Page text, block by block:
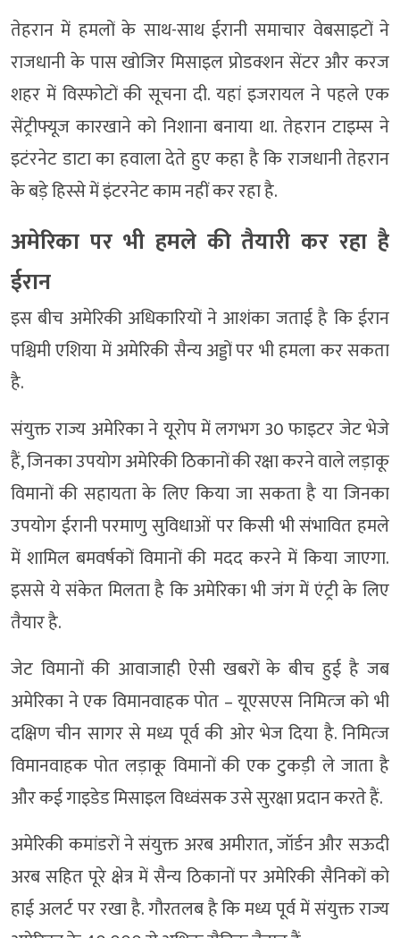
तेहरान में हमलों के साथ-साथ ईरानी समाचार वेबसाइटों ने
राजधानी के पास खोजिर मिसाइल प्रोडक्शन सेंटर और करज
शहर में विस्फोटों की सूचना दी. यहां इजरायल ने पहले एक
सेंट्रीफ्यूज कारखाने को निशाना बनाया था. तेहरान टाइम्स ने
इटंरनेट डाटा का हवाला देते हुए कहा है कि राजधानी तेहरान
के बड़े हिस्से में इंटरनेट काम नहीं कर रहा है.
अमेरिका पर भी हमले की तैयारी कर रहा है
ईरान
इस बीच अमेरिकी अधिकारियों ने आशंका जताई है कि ईरान
पश्चिमी एशिया में अमेरिकी सैन्य अड्डों पर भी हमला कर सकता
है.
संयुक्त राज्य अमेरिका ने यूरोप में लगभग 30 फाइटर जेट भेजे
हैं, जिनका उपयोग अमेरिकी ठिकानों की रक्षा करने वाले लड़ाकू
विमानों की सहायता के लिए किया जा सकता है या जिनका
उपयोग ईरानी परमाणु सुविधाओं पर किसी भी संभावित हमले
में शामिल बमवर्षकों विमानों की मदद करने में किया जाएगा.
इससे ये संकेत मिलता है कि अमेरिका भी जंग में एंट्री के लिए
तैयार है.
जेट विमानों की आवाजाही ऐसी खबरों के बीच हुई है जब
अमेरिका ने एक विमानवाहक पोत – यूएसएस निमित्ज को भी
दक्षिण चीन सागर से मध्य पूर्व की ओर भेज दिया है. निमित्ज
विमानवाहक पोत लड़ाकू विमानों की एक टुकड़ी ले जाता है
और कई गाइडेड मिसाइल विध्वंसक उसे सुरक्षा प्रदान करते हैं.
अमेरिकी कमांडरों ने संयुक्त अरब अमीरात, जॉर्डन और सऊदी
अरब सहित पूरे क्षेत्र में सैन्य ठिकानों पर अमेरिकी सैनिकों को
हाई अलर्ट पर रखा है. गौरतलब है कि मध्य पूर्व में संयुक्त राज्य